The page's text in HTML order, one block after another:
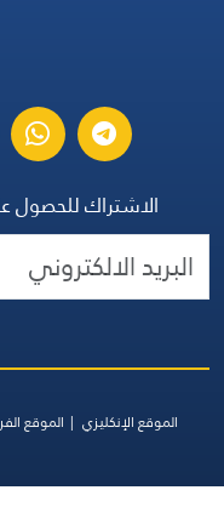
الاشتراك
الموقع الإنكليزي الموقع
جميع الحقوق محفوظة |